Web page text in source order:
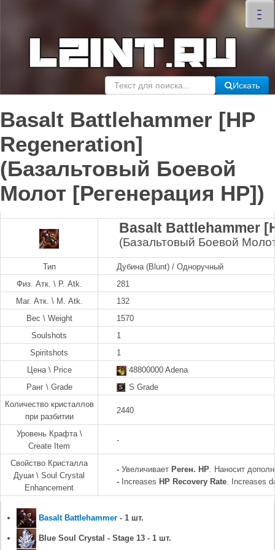
–
–
–
×
Искать
Basalt Battlehammer [HP
Regeneration]
(Базальтовый Боевой
Молот [Регенерация HP])
Basalt Battlehammer
(Базальтовый Боевой
Тип
Дубина (Blunt) / Одноручный
Физ. Атк. \ P. Atk.
281
Маг. Атк. \ M. Atk.
132
Вес \ Weight
1570
Soulshots
1
Spiritshots
1
Цена \ Price
48800000 Adena
Ранг \ Grade
S Grade
Количество кристаллов
при разбитии
2440
Уровень Крафта \
Create Item
-
Свойство Кристалла
Души \ Soul Crystal
Enhancement
- Увеличивает Реген. HP. Наносит
- Increases HP Recovery Rate. Increases
Basalt Battlehammer - 1 шт.
Blue Soul Crystal - Stage 13 - 1 шт.